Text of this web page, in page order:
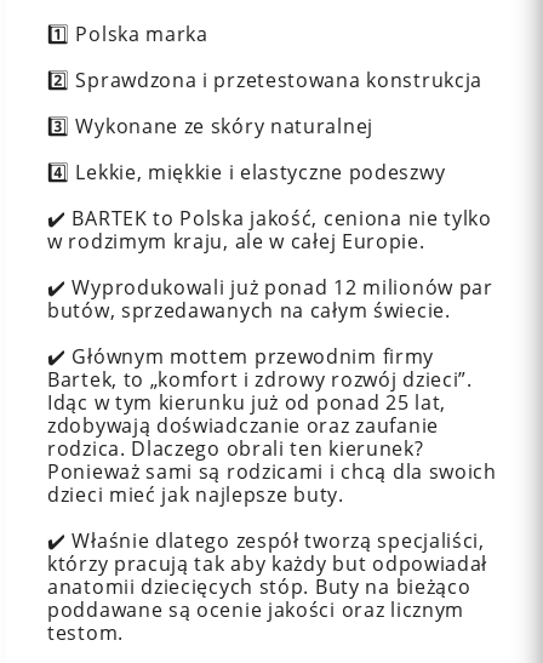
1️⃣ Polska marka
2️⃣ Sprawdzona i przetestowana konstrukcja
3️⃣ Wykonane ze skóry naturalnej
4️⃣ Lekkie, miękkie i elastyczne podeszwy
✔️ BARTEK to Polska jakość, ceniona nie tylko
w rodzimym kraju, ale w całej Europie.
✔️ Wyprodukowali już ponad 12 milionów par
butów, sprzedawanych na całym świecie.
✔️ Głównym mottem przewodnim firmy
Bartek, to „komfort i zdrowy rozwój dzieci”.
Idąc w tym kierunku już od ponad 25 lat,
zdobywają doświadczanie oraz zaufanie
rodzica. Dlaczego obrali ten kierunek?
Ponieważ sami są rodzicami i chcą dla swoich
dzieci mieć jak najlepsze buty.
✔️ Właśnie dlatego zespół tworzą specjaliści,
którzy pracują tak aby każdy but odpowiadał
anatomii dziecięcych stóp. Buty na bieżąco
poddawane są ocenie jakości oraz licznym
testom.